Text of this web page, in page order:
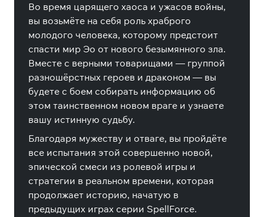
Во время царящего хаоса и ужасов войны,
вы возьмёте на себя роль храброго
молодого человека, которому предстоит
спасти мир Эо от нового безымянного зла.
Вместе с верными товарищами — группой
разношёрстных героев и драконом — вы
будете с боем собирать информацию об
этом таинственном новом враге и узнаете
вашу истинную судьбу.
Благодаря мужеству и отваге, вы пройдёте
все испытания этой совершенно новой,
эпической смеси из ролевой игры и
стратегии в реальном времени, которая
продолжает историю, начатую в
предыдущих играх серии SpellForce.